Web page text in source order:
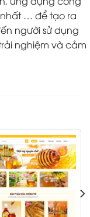
… để tạo ra
người sử dụng
nghiệm và cảm